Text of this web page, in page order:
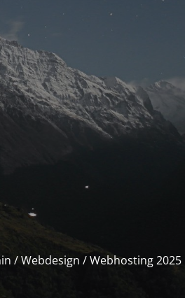
/ Webdesign / Webhosting 2025